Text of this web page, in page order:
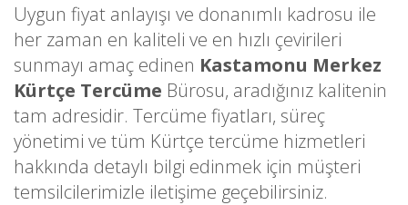
Uygun fiyat anlayışı ve donanımlı kadrosu ile
her zaman en kaliteli ve en hızlı çevirileri
sunmayı amaç edinen Kastamonu Merkez
Kürtçe Tercüme Bürosu, aradığınız kalitenin
tam adresidir. Tercüme fiyatları, süreç
yönetimi ve tüm Kürtçe tercüme hizmetleri
hakkında detaylı bilgi edinmek için müşteri
temsilcilerimizle iletişime geçebilirsiniz.